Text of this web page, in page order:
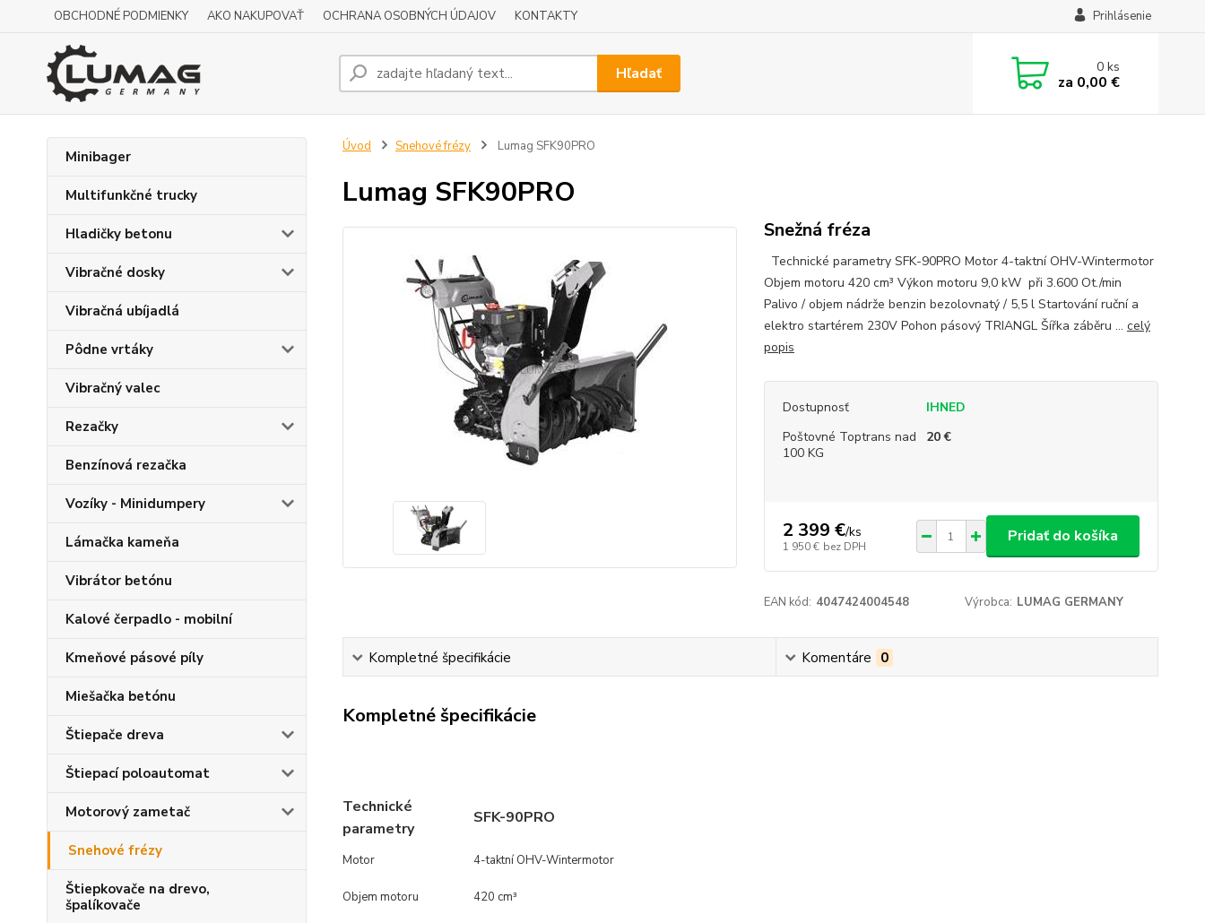
OBCHODNÉ PODMIENKY AKO NAKUPOVAŤ OCHRANA OSOBNÝCH ÚDAJOV KONTAKTY Prihlásenie
Hľadať 0ks
za 0,00 €
Minibager
Multifunkčné trucky
Hladičky betonu
Vibračné dosky
Vibračná ubíjadlá
Pôdne vrtáky
Vibračný valec
Rezačky
Benzínová rezačka
Vozíky - Minidumpery
Lámačka kameňa
Vibrátor betónu
Kalové čerpadlo - mobilní
Kmeňové pásové píly
Miešačka betónu
Štiepače dreva
Štiepací poloautomat
Motorový zametač
Snehové frézy
Štiepkovače na drevo,
špalíkovače
Úvod Snehové frézy Lumag SFK90PRO
Lumag SFK90PRO
Snežná fréza
Technické parametry SFK-90PRO Motor 4-taktní OHV-Wintermotor
Objem motoru 420 cm³ Výkon motoru 9,0 kW při 3.600 Ot./min
Palivo / objem nádrže benzin bezolovnatý / 5,5 l Startování ruční a
elektro startérem 230V Pohon pásový TRIANGL Šířka záběru ... celý
popis
Dostupnosť
IHNED
Poštovné Toptrans nad
100 KG
20 €
2 399 €/ks
1 950 € bez DPH
Pridať do košíka
EAN kód: 4047424004548 Výrobca: LUMAG GERMANY
Kompletné špecifikácie Komentáre 0
Kompletné špecifikácie
Technické
parametry
SFK-90PRO
Motor 4-taktní OHV-Wintermotor
Objem motoru 420 cm³